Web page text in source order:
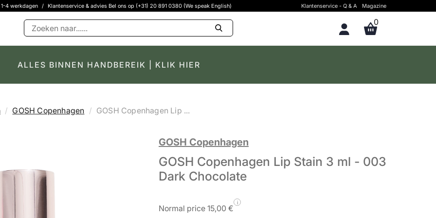
4 werkdagen / Klantenservice & advies Bel ons op (+31) 20 891 0380 (We speak English) Klantenservice - Q & A Magazine
0
ALLES BINNEN HANDBEREIK | KLIK HIER
GOSH Copenhagen GOSH Copenhagen Lip ...
GOSH Copenhagen
GOSH Copenhagen Lip Stain 3 ml - 003
Dark Chocolate
Normal price 15,00 €
i